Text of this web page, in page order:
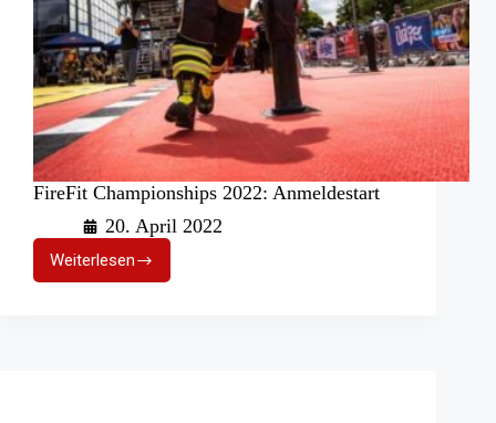
FireFit Championships 2022: Anmeldestart
20. April 2022
Weiterlesen
FireFit
Championships